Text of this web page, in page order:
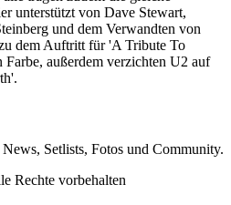
unterstützt von Dave Stewart,
und dem Verwandten von
dem Auftritt für 'A Tribute To
außerdem verzichten U2 auf
Setlists, Fotos und Community.
Rechte vorbehalten